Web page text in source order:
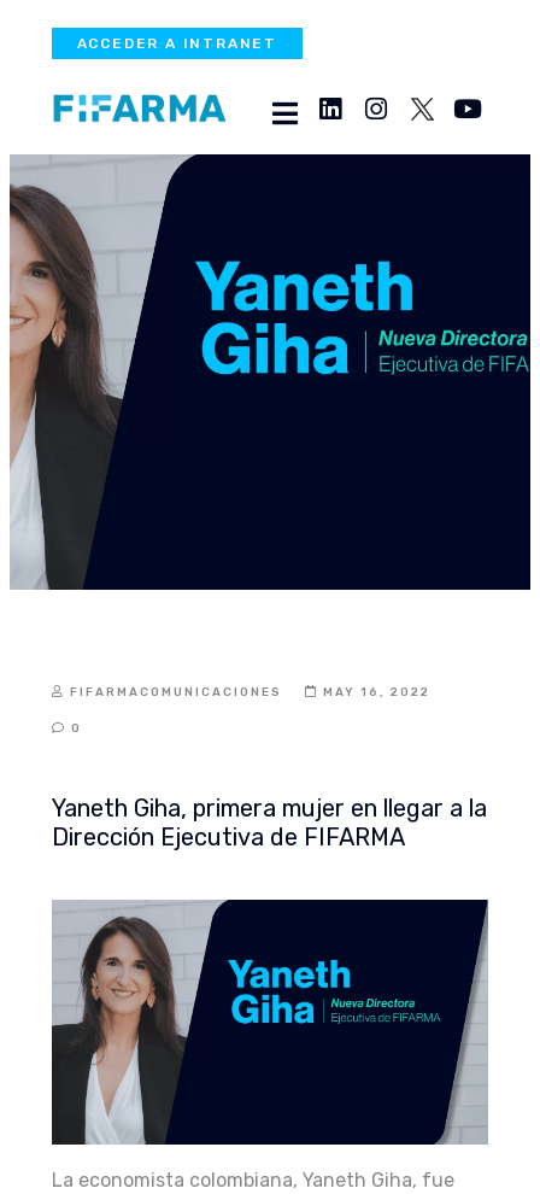
ACCEDER A INTRANET
Yaneth Giha, primera
mujer en llegar a la
Dirección Ejecutiva de
FIFARMACOMUNICACIONES MAY 16, 2022
0
Yaneth Giha, primera mujer en llegar a la
Dirección Ejecutiva de FIFARMA
La economista colombiana, Yaneth Giha, fue